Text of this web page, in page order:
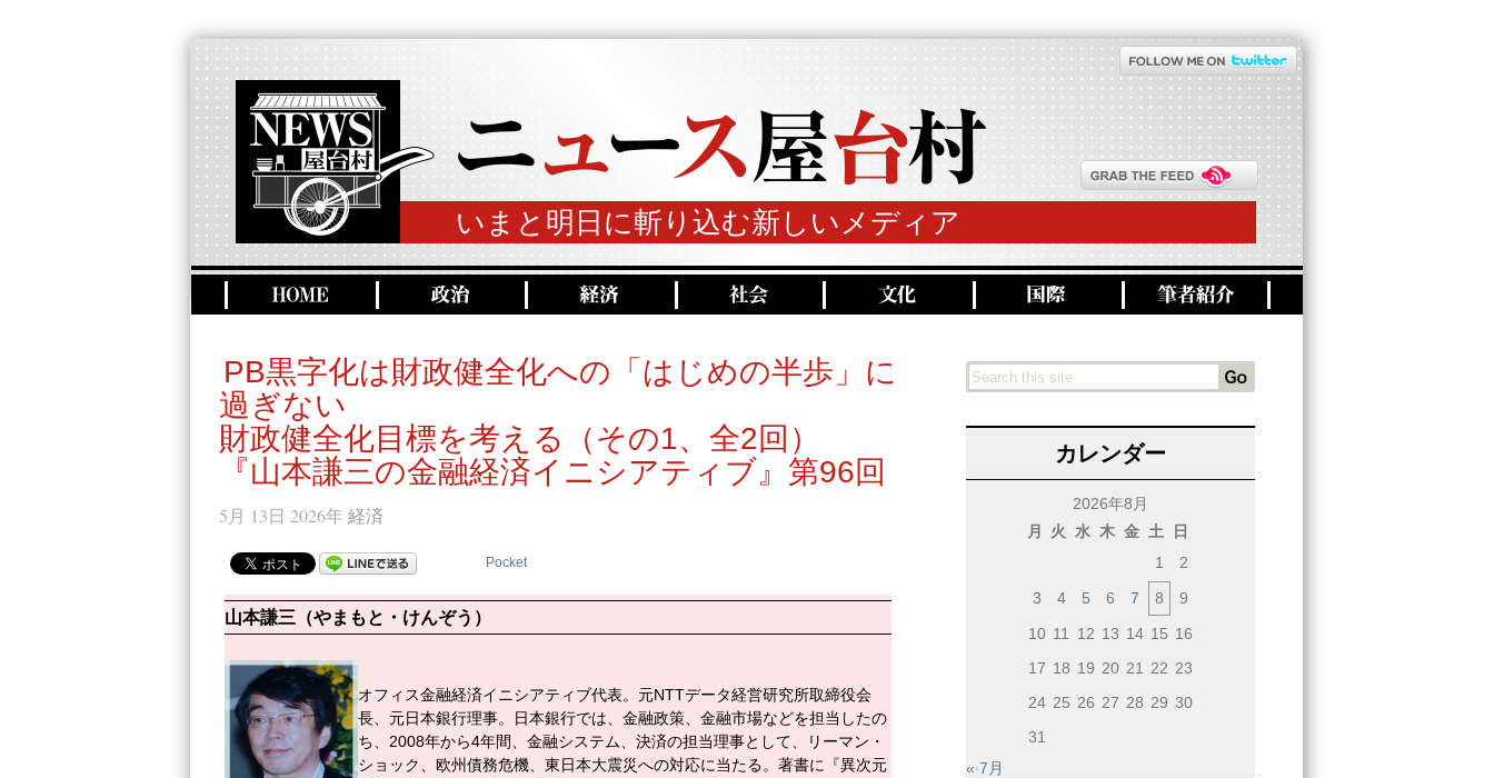
いまと明日に斬り込む新しいメディア
PB黒字化は財政健全化への「はじめの半歩」に
過ぎない
財政健全化目標を考える（その1、全2回）
『山本謙三の金融経済イニシアティブ』第96回
5月 13日 2026年 経済
Pocket
山本謙三（やまもと・けんぞう）
オフィス金融経済イニシアティブ代表。元NTTデータ経営研究所取締役会
長、元日本銀行理事。日本銀行では、金融政策、金融市場などを担当したの
ち、2008年から4年間、金融システム、決済の担当理事として、リーマン・
ショック、欧州債務危機、東日本大震災への対応に当たる。著書に『異次元
カレンダー
2026年8月
月
火 水 木 金 土
日
1
2
3
4 5 6 7 8
9
10 11 12 13 14 15 16
17 18 19 20 21 22 23
24 25 26 27 28 29 30
31
« 7月